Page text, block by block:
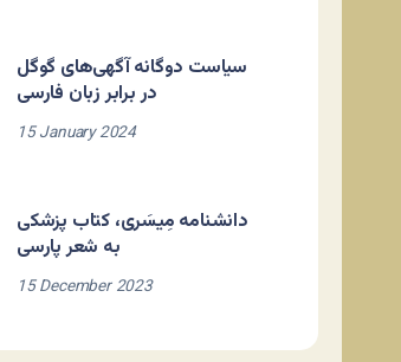
سیاست دوگانه آگهی‌های گوگل
در برابر زبان فارسی
15 January 2024
دانشنامه مِیسَری، کتاب پزشکی
به شعر پارسی
15 December 2023